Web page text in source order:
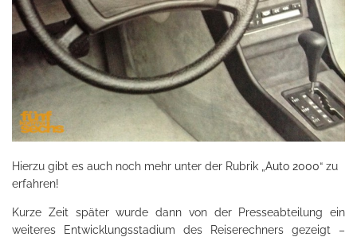
Hierzu gibt es auch noch mehr unter der Rubrik „ Auto 2000“ zu
erfahren!
Kurze Zeit später wurde dann von der Presseabteilung ein
weiteres Entwicklungsstadium des Reiserechners gezeigt –